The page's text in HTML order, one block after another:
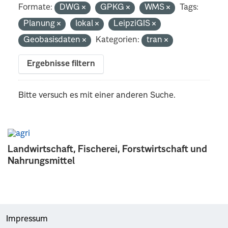
Landwirtschaft, Fischerei, Forstwirtschaft und
Nahrungsmittel
Formate: DWG GPKG WMS
Tags:
Planung
lokal
LeipziGIS
Geobasisdaten
Kategorien: tran
Ergebnisse filtern
Bitte versuch es mit einer anderen Suche.
Impressum